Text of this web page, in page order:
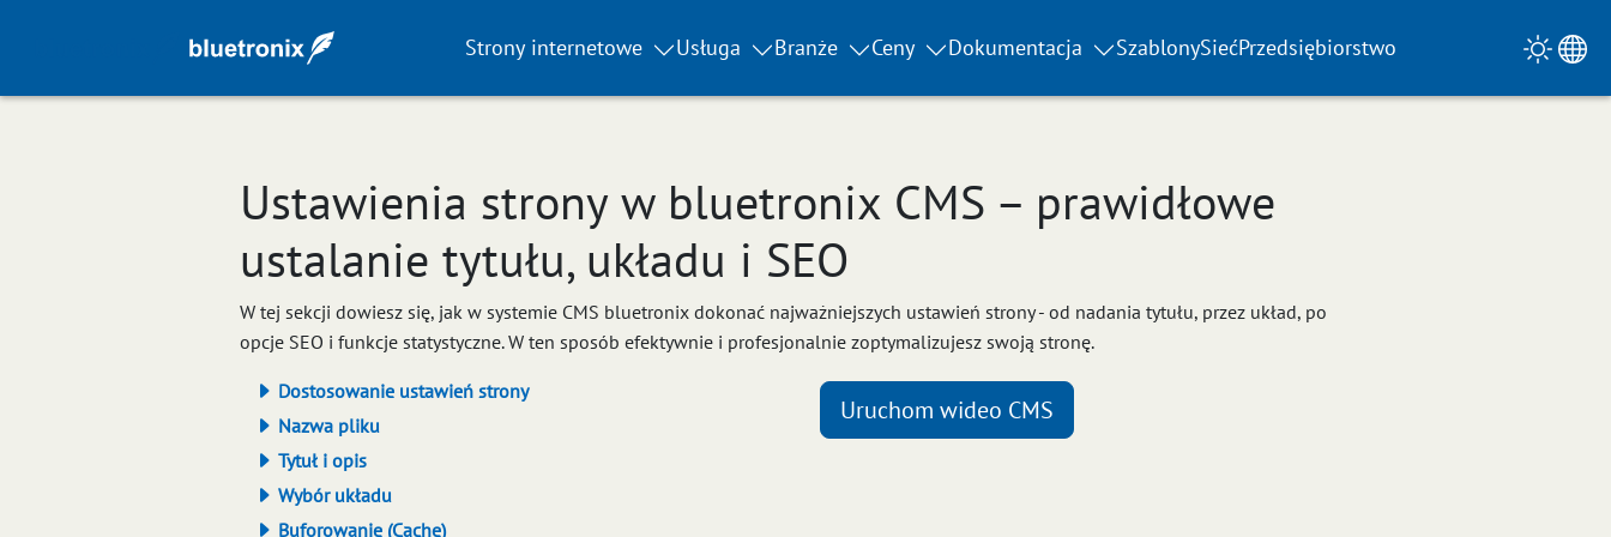
Strony internetowe Usługa Branże Ceny Dokumentacja SzablonySiećPrzedsiębiorstwo
Ustawienia strony w bluetronix CMS – prawidłowe
ustalanie tytułu, układu i SEO
W tej sekcji dowiesz się, jak w systemie CMS bluetronix dokonać najważniejszych ustawień strony - od nadania tytułu, przez układ, po
opcje SEO i funkcje statystyczne. W ten sposób efektywnie i profesjonalnie zoptymalizujesz swoją stronę.
Dostosowanie ustawień strony
Nazwa pliku
Tytuł i opis
Wybór układu
Buforowanie (Cache)
Uruchom wideo CMS